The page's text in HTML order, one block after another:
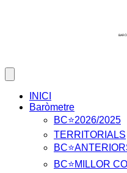
INICI
Baròmetre
BC⭐2026/2025
TERRITORIALS
BC⭐MILLOR